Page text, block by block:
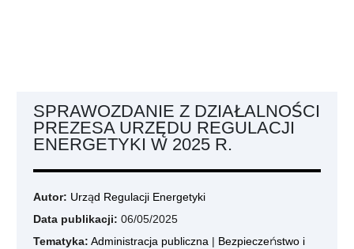
SPRAWOZDANIE Z DZIAŁALNOŚCI
PREZESA URZĘDU REGULACJI
ENERGETYKI W 2025 R.
Autor: Urząd Regulacji Energetyki
Data publikacji: 06/05/2025
Tematyka: Administracja publiczna | Bezpieczeństwo i